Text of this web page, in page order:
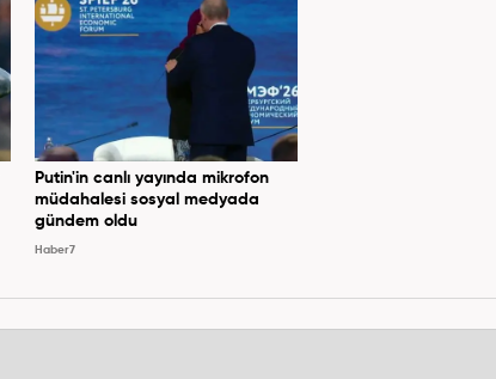
Putin'in canlı yayında mikrofon
müdahalesi sosyal medyada
gündem oldu
Haber7